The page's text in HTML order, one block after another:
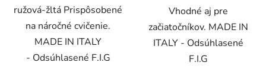
ružová-žltá Prispôsobené
na náročné cvičenie.
MADE IN ITALY
- Odsúhlasené F.I.G
Vhodné aj pre
začiatočníkov. MADE IN
ITALY - Odsúhlasené
F.I.G